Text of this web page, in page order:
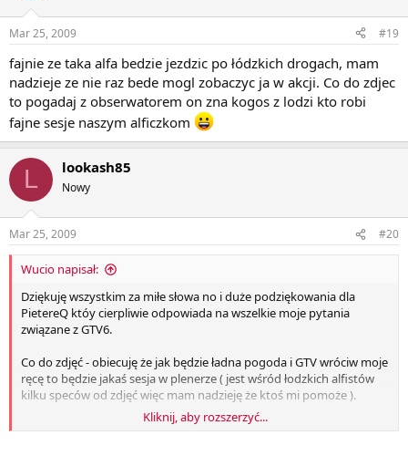
Mar 25, 2009 #19
fajnie ze taka alfa bedzie jezdzic po łódzkich drogach, mam
nadzieje ze nie raz bede mogl zobaczyc ja w akcji. Co do zdjec
to pogadaj z obserwatorem on zna kogos z lodzi kto robi
fajne sesje naszym alficzkom
L lookash85
Nowy
Mar 25, 2009 #20
Wucio napisał:
Dziękuję wszystkim za miłe słowa no i duże podziękowania dla
PietereQ któy cierpliwie odpowiada na wszelkie moje pytania
związane z GTV6.
Co do zdjęć - obiecuję że jak będzie ładna pogoda i GTV wróciw moje
ręcę to będzie jakaś sesja w plenerze ( jest wśród łodzkich alfistów
kilku speców od zdjęć więc mam nadzieję że ktoś mi pomoże ).
Pozdrowionka
Kliknij, aby rozszerzyć...